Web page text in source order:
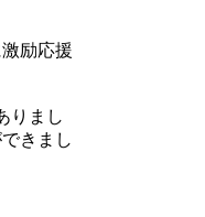
励応援
りまし
きまし